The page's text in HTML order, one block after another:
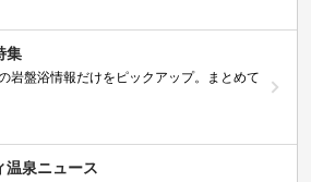
集
岩盤浴情報だけをピックアップ。まとめて
温泉ニュース